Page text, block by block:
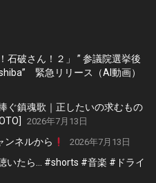
石破さん！２」 ” 参議院選挙後
緊急リリース（AI動画）
ぐ鎮魂歌｜正したいの求むもの
2026年7月13日
ンネルから 2026年7月13日
いたら… #shorts #音楽 #ドライ